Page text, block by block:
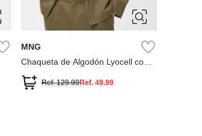
MNG
Chaqueta de Algodón Lyocell con
Ref.129.99Ref. 49.99